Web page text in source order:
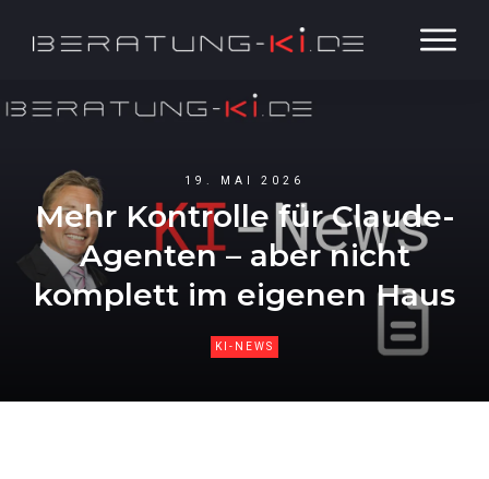
19. MAI 2026
Mehr Kontrolle für Claude-
Agenten – aber nicht
komplett im eigenen Haus
KI-NEWS